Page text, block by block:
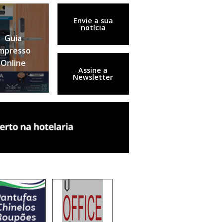
Guia
Online
Envie a sua
notícia
Assine a
Newsletter